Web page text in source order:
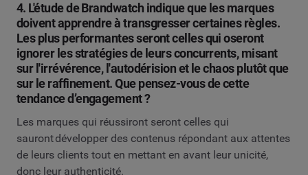
4. L'étude de Brandwatch indique que les marques
doivent apprendre à transgresser certaines règles.
Les plus performantes seront celles qui oseront
ignorer les stratégies de leurs concurrents, misant
sur l'irrévérence, l'autodérision et le chaos plutôt que
sur le raffinement. Que pensez-vous de cette
tendance d’engagement ?
Les marques qui réussiront seront celles qui
sauront développer des contenus répondant aux attentes
de leurs clients tout en mettant en avant leur unicité,
donc leur authenticité.